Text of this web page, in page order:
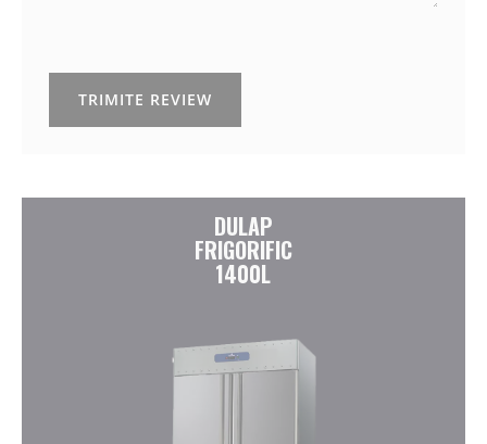
TRIMITE REVIEW
DULAP
FRIGORIFIC
1400L